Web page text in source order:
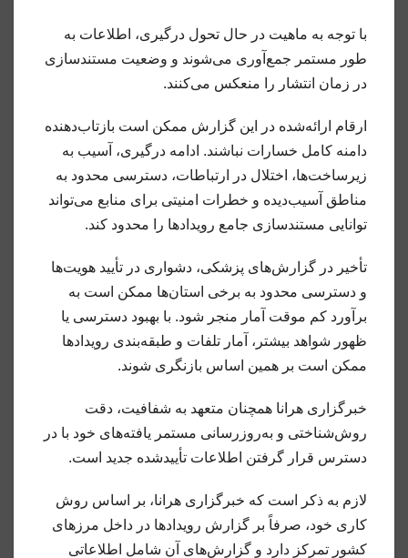
با توجه به ماهیت در حال تحول درگیری، اطلاعات به
طور مستمر جمع‌آوری می‌شوند و وضعیت مستندسازی
در زمان انتشار را منعکس می‌کنند.
ارقام ارائه‌شده در این گزارش ممکن است بازتاب‌دهنده
دامنه کامل خسارات نباشند. ادامه درگیری، آسیب به
زیرساخت‌ها، اختلال در ارتباطات، دسترسی محدود به
مناطق آسیب‌دیده و خطرات امنیتی برای منابع می‌تواند
توانایی مستندسازی جامع رویدادها را محدود کند.
تأخیر در گزارش‌های پزشکی، دشواری در تأیید هویت‌ها
و دسترسی محدود به برخی استان‌ها ممکن است به
برآورد کم موقت آمار منجر شود. با بهبود دسترسی یا
ظهور شواهد بیشتر، آمار تلفات و طبقه‌بندی رویدادها
ممکن است بر همین اساس بازنگری شوند.
خبرگزاری هرانا همچنان متعهد به شفافیت، دقت
روش‌شناختی و به‌روزرسانی مستمر یافته‌های خود با در
دسترس قرار گرفتن اطلاعات تأییدشده جدید است.
لازم به ذکر است که خبرگزاری هرانا، بر اساس روش
کاری خود، صرفاً بر گزارش رویدادها در داخل مرزهای
کشور تمرکز دارد و گزارش‌های آن شامل اطلاعاتی